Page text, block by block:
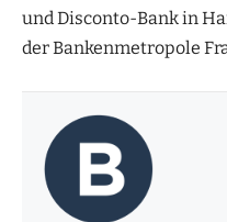
und Disconto-Bank in
der Bankenmetropole